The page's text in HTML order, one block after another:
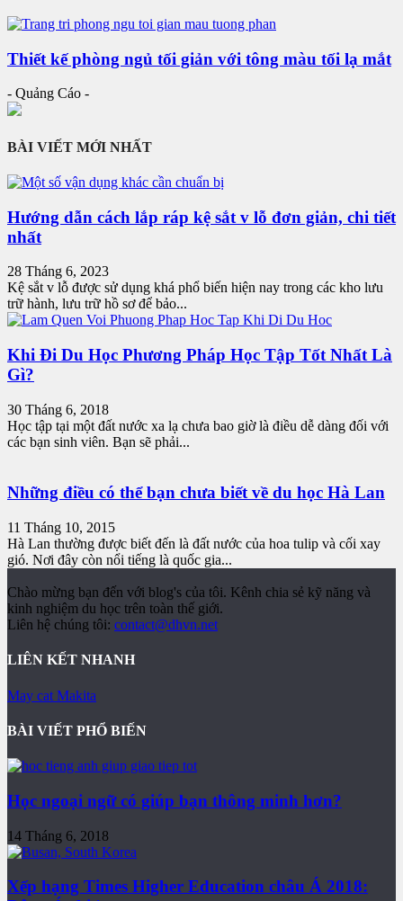
Thiết kế phòng ngủ tối giản với tông màu tối lạ mắt
- Quảng Cáo -
BÀI VIẾT MỚI NHẤT
Hướng dẫn cách lắp ráp kệ sắt v lỗ đơn giản, chi tiết
nhất
28 Tháng 6, 2023
Kệ sắt v lỗ được sử dụng khá phổ biến hiện nay trong các kho lưu
trữ hành, lưu trữ hồ sơ để bảo...
Khi Đi Du Học Phương Pháp Học Tập Tốt Nhất Là
Gì?
30 Tháng 6, 2018
Học tập tại một đất nước xa lạ chưa bao giờ là điều dễ dàng đối với
các bạn sinh viên. Bạn sẽ phải...
Những điều có thể bạn chưa biết về du học Hà Lan
11 Tháng 10, 2015
Hà Lan thường được biết đến là đất nước của hoa tulip và cối xay
gió. Nơi đây còn nổi tiếng là quốc gia...
Chào mừng bạn đến với blog's của tôi. Kênh chia sẻ kỹ năng và
kinh nghiệm du học trên toàn thế giới.
Liên hệ chúng tôi: contact@dhvn.net
LIÊN KẾT NHANH
May cat Makita
BÀI VIẾT PHỔ BIẾN
Học ngoại ngữ có giúp bạn thông minh hơn?
14 Tháng 6, 2018
Xếp hạng Times Higher Education châu Á 2018: